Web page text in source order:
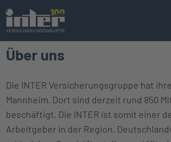
Über uns
Die INTER Versicherungsgruppe hat
Mannheim. Dort sind derzeit rund 850
beschäftigt. Die INTER ist somit einer
Arbeitgeber in der Region.